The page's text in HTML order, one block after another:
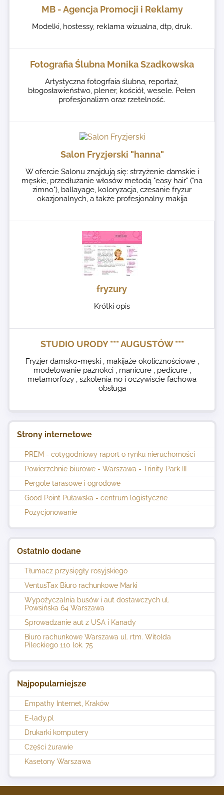
Strony internetowe
PREM - cotygodniowy raport o rynku nieruchomości
Powierzchnie biurowe - Warszawa - Trinity Park III
Pergole tarasowe i ogrodowe
Good Point Puławska - centrum logistyczne
Pozycjonowanie
Ostatnio dodane
Tłumacz przysięgły rosyjskiego
VentusTax Biuro rachunkowe Marki
Wypożyczalnia busów i aut dostawczych ul.
Powsińska 64 Warszawa
Sprowadzanie aut z USA i Kanady
Biuro rachunkowe Warszawa ul. rtm. Witolda
Pileckiego 110 lok. 75
Najpopularniejsze
Empathy Internet, Kraków
E-lady.pl
Drukarki komputery
Części żurawie
Kasetony Warszawa
MB - Agencja Promocji i Reklamy
Modelki, hostessy, reklama wizualna, dtp, druk.
Fotografia Ślubna Monika Szadkowska
Artystyczna fotogrfaia ślubna, reportaż,
błogosławieństwo, plener, kościół, wesele. Pełen
profesjonalizm oraz rzetelność.
Salon Fryzjerski "hanna"
W ofercie Salonu znajdują się: strzyżenie damskie i
męskie, przedłużanie włosów metodą "easy hair" ("na
zimno"), ballayage, koloryzacja, czesanie fryzur
okazjonalnych, a także profesjonalny makija
fryzury
Krótki opis
STUDIO URODY *** AUGUSTÓW ***
Fryzjer damsko-męski , makijaże okolicznościowe ,
modelowanie paznokci , manicure , pedicure ,
metamorfozy , szkolenia no i oczywiscie fachowa
obsługa